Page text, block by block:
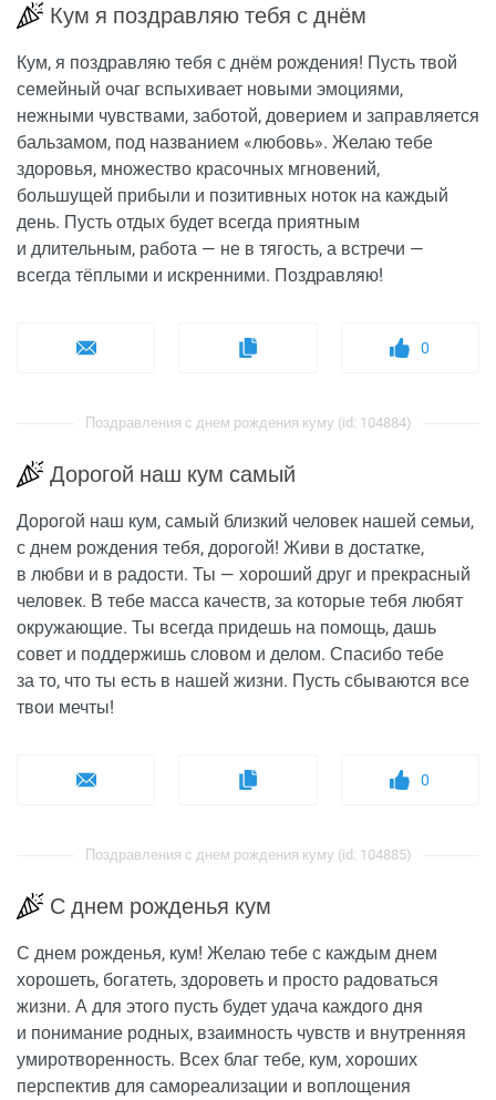
Кум я поздравляю тебя с днём
Кум, я поздравляю тебя с днём рождения! Пусть твой
семейный очаг вспыхивает новыми эмоциями,
нежными чувствами, заботой, доверием и заправляется
бальзамом, под названием «любовь». Желаю тебе
здоровья, множество красочных мгновений,
большущей прибыли и позитивных ноток на каждый
день. Пусть отдых будет всегда приятным
и длительным, работа — не в тягость, а встречи —
всегда тёплыми и искренними. Поздравляю!
0
Поздравления с днем рождения куму (id: 104884)
Дорогой наш кум самый
Дорогой наш кум, самый близкий человек нашей семьи,
с днем рождения тебя, дорогой! Живи в достатке,
в любви и в радости. Ты — хороший друг и прекрасный
человек. В тебе масса качеств, за которые тебя любят
окружающие. Ты всегда придешь на помощь, дашь
совет и поддержишь словом и делом. Спасибо тебе
за то, что ты есть в нашей жизни. Пусть сбываются все
твои мечты!
0
Поздравления с днем рождения куму (id: 104885)
С днем рожденья кум
С днем рожденья, кум! Желаю тебе с каждым днем
хорошеть, богатеть, здороветь и просто радоваться
жизни. А для этого пусть будет удача каждого дня
и понимание родных, взаимность чувств и внутренняя
умиротворенность. Всех благ тебе, кум, хороших
перспектив для самореализации и воплощения